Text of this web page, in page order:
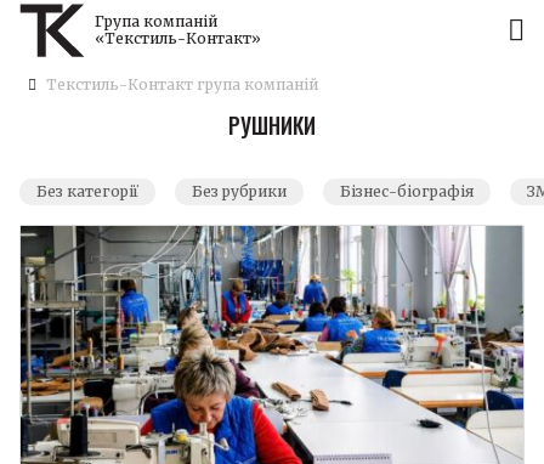
Група компаній
«Текстиль-Контакт»
Текстиль-Контакт група компаній
РУШНИКИ
Без категорії Без рубрики Бізнес-біографія